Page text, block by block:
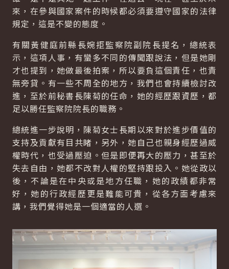
來，在參與國家案件的時候都必須要遵守國家的法律
規定，這是不變的態度。
有關黃健庭前縣長婉拒監察院副院長提名，總統表
示，這項人事，有蠻多不同的傳聞跟說法，但是她剛
才也提到，她做最後拍案，所以要負這個責任，也責
無旁貸。有一些不周全的地方，我們也會持續檢討改
進，至於前秘書長陳菊的任命，她的經歷跟資歷，都
足以勝任監察院院長的職務。
總統進一步說明，陳菊女士長期以來對於進步價值的
支持及貢獻有目共睹，另外，她自己也親身經歷過威
權時代，也受過壓迫。但是即便再大的壓力，甚至於
失去自由，她都不改對人權的堅持跟投入。她從政以
後，不論是在中央或是地方任職，她的政績都非常
好，她的行政經歷更是難能可貴，從各方面考慮來
講，我們覺得她是一個適當的人選。